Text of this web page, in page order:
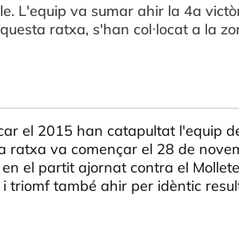
L'equip va sumar ahir la 4a
ratxa, s'han col·locat a la
el 2015 han catapultat l'equip
ratxa va començar el 28 de
el partit ajornat contra el
triomf també ahir per idèntic